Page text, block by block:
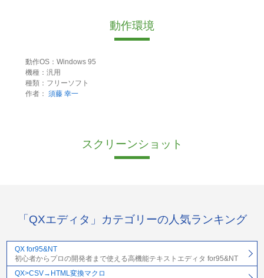
動作環境
動作OS：Windows 95
機種：汎用
種類：フリーソフト
作者： 須藤 幸一
スクリーンショット
「QXエディタ」カテゴリーの人気ランキング
QX for95&NT
初心者からプロの開発者まで使える高機能テキストエディタ for95&NT
QX>CSV→HTML変換マクロ